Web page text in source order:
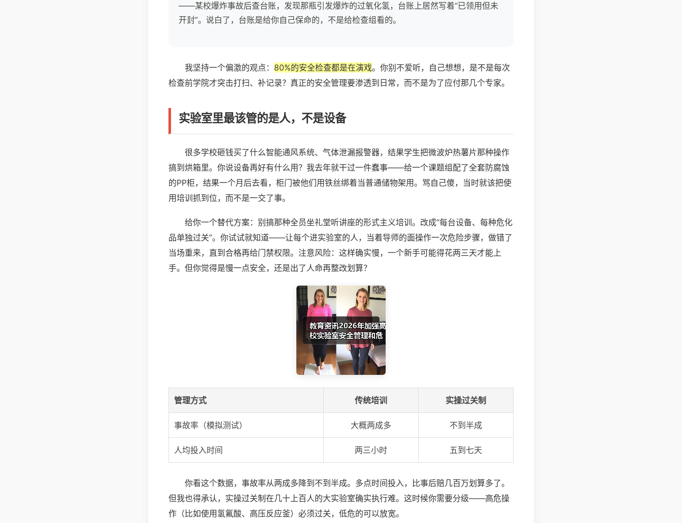
——某校爆炸事故后查台账，发现那瓶引发爆炸的过氧化氢，台账上居然写着“已领用但未
开封”。说白了，台账是给你自己保命的，不是给检查组看的。
我坚持一个偏激的观点： 80%的安全检查都是在演戏。你别不爱听，自己想想，是不是每次
检查前学院才突击打扫、补记录？真正的安全管理要渗透到日常，而不是为了应付那几个专家。
实验室里最该管的是人，不是设备
很多学校砸钱买了什么智能通风系统、气体泄漏报警器，结果学生把微波炉热薯片那种操作
搞到烘箱里。你说设备再好有什么用？我去年就干过一件蠢事——给一个课题组配了全套防腐蚀
的PP柜，结果一个月后去看，柜门被他们用铁丝绑着当普通储物架用。骂自己傻，当时就该把使
用培训抓到位，而不是一交了事。
给你一个替代方案：别搞那种全员坐礼堂听讲座的形式主义培训。改成“每台设备、每种危化
品单独过关”。你试试就知道——让每个进实验室的人，当着导师的面操作一次危险步骤，做错了
当场重来，直到合格再给门禁权限。注意风险：这样确实慢，一个新手可能得花两三天才能上
手。但你觉得是慢一点安全，还是出了人命再整改划算？
管理方式 传统培训 实操过关制
事故率（模拟测试） 大概两成多 不到半成
人均投入时间 两三小时 五到七天
你看这个数据，事故率从两成多降到不到半成。多点时间投入，比事后赔几百万划算多了。
但我也得承认，实操过关制在几十上百人的大实验室确实执行难。这时候你需要分级——高危操
作（比如使用氢氟酸、高压反应釜）必须过关，低危的可以放宽。